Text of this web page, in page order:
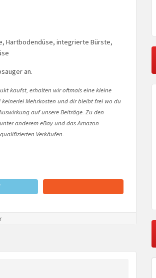
Hartbodendüse, integrierte Bürste,
an.
kaufst, erhalten wir oftmals eine kleine
Mehrkosten und dir bleibt frei wo du
auf unsere Beiträge. Zu den
anderem eBay und das Amazon
Verkäufen.